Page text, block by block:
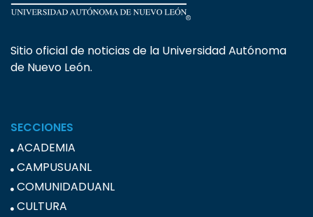
Sitio oficial de noticias de la Universidad Autónoma
de Nuevo León.
SECCIONES
ACADEMIA
CAMPUSUANL
COMUNIDADUANL
CULTURA